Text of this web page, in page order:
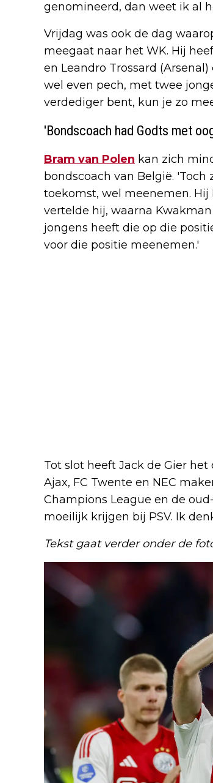
genomineerd, dan weet ik al
Vrijdag was ook de dag
meegaat naar het WK. Hij
en Leandro Trossard
wel even pech, met twee
verdediger bent, kun je zo
'Bondscoach had Godts met
Bram van Polen kan zich
bondscoach van België.
toekomst, wel meenemen.
vertelde hij, waarna
jongens heeft die op die
voor die positie meenemen.'
Tot slot heeft Jack de Gier
Ajax, FC Twente en NEC
Champions League en de
moeilijk krijgen bij PSV. Ik
Tekst gaat verder onder de